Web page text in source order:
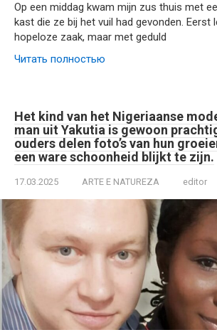
Op een middag kwam mijn zus thuis met
kast die ze bij het vuil had gevonden. Eerst
hopeloze zaak, maar met geduld
Читать полностью
Het kind van het Nigeriaanse
man uit Yakutia is gewoon
ouders delen foto’s van hun
een ware schoonheid blijkt te zijn.
17.03.2025 ARTE E NATUREZA editor